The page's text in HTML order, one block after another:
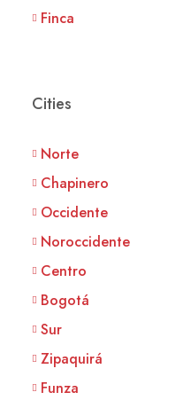
Finca
Cities
Norte
Chapinero
Occidente
Noroccidente
Centro
Bogotá
Sur
Zipaquirá
Funza